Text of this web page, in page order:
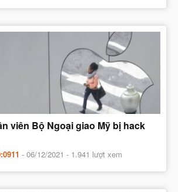
viên Bộ Ngoại giao Mỹ bị hack
- 06/12/2021 - 1.941 lượt xem